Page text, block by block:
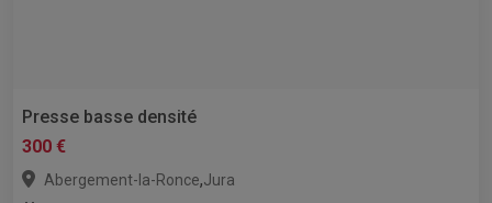
Presse basse densité
300 €
Abergement-la-Ronce,Jura